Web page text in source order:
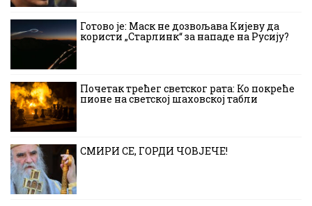
Готово је: Маск не дозвољава Кијеву да
користи „Старлинк“ за нападе на Русију?
Почетак трећег светског рата: Ко покреће
пионе на светској шаховској табли
СМИРИ СЕ, ГОРДИ ЧОВЈЕЧЕ!